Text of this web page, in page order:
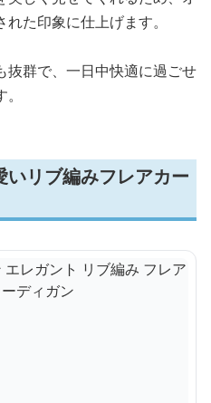
た印象に仕上げます。
抜群で、一日中快適に過ごせ
リブ編みフレアカー